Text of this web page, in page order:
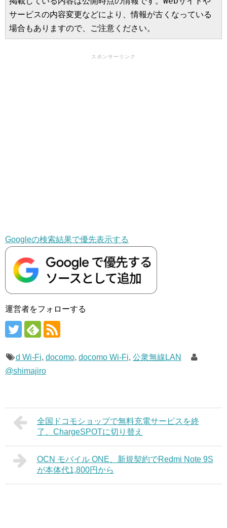
サービスの内容変更などにより、情報が古くなっている
場合もありますので、ご注意ください。
スポンサーリンク
Googleの検索結果で優先表示する
運営者をフォローする
d Wi-Fi, docomo, docomo Wi-Fi, 公衆無線LAN
@shimajiro
全国ドコモショップで無料充電サービスを終
了、ChargeSPOTに切り替え
OCN モバイル ONE、新規契約でRedmi Note 9S
が本体代1,800円から